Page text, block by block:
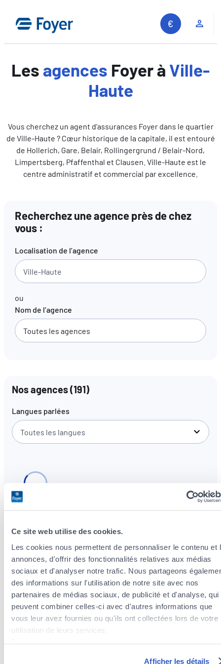
Ce site web utilise des cookies.
Les cookies nous permettent de personnaliser le contenu et
annonces, d'offrir des fonctionnalités relatives aux médias
sociaux et d'analyser notre trafic. Nous partageons
des informations sur l'utilisation de notre site avec nos
partenaires de médias sociaux, de publicité et d'analyse, qui
peuvent combiner celles-ci avec d'autres informations que
vous leur avez fournies ou qu'ils ont collectées lors de votre
utilisation de leurs services.
Afficher les détails
contenu
Recherche sur le site
Les agences Foyer à Ville-
Haute
Vous cherchez un agent d’assurances Foyer dans le quartier
de Ville-Haute ? Cœur historique de la capitale, il est entouré
de Hollerich, Gare, Belair, Rollingergrund / Belair-Nord,
Limpertsberg, Pfaffenthal et Clausen. Ville-Haute est le
centre administratif et commercial par excellence.
Recherchez une agence près de chez
vous :
Localisation de l’agence
ou
Nom de l’agence
Nos agences(191)
Langues parlées
Toutes les langues
Agents d’assurances à proximité du quartier
Ville-Haute
Agents d’assurances dans le quartier Cents
Agents d’assurances dans le quartier Hamm
Agents d’assurances dans le quartier Bonnevoie-Sud
Agents d’assurances dans le quartier Merl
Agents d’assurances dans le quartier Cessange
Agents d’assurances dans le quartier Beggen